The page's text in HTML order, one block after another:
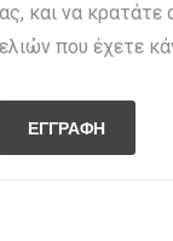
και να κρατάτε
που έχετε